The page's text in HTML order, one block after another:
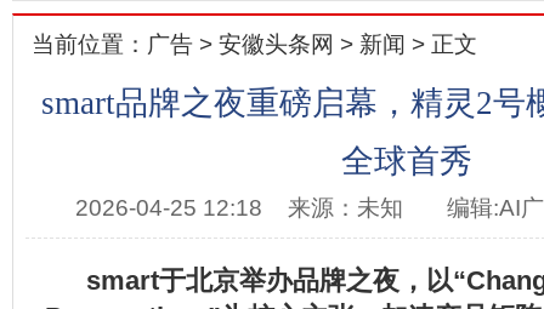
当前位置： 广告 > 安徽头条网 > 新闻 > 正文
smart品牌之夜重磅启幕，精灵2号
全球首秀
2026-04-25 12:18 来源：未知 编辑:AI
smart于北京举办品牌之夜，以